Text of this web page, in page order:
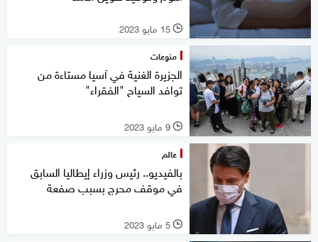
l 15 مايو 2023
منوعات
الجزيرة الغنية في آسيا مستاءة من
توافد السياح "الفقراء"
l 9 مايو 2023
عالم
بالفيديو.. رئيس وزراء إيطاليا السابق
في موقف محرج بسبب صفعة
l 5 مايو 2023